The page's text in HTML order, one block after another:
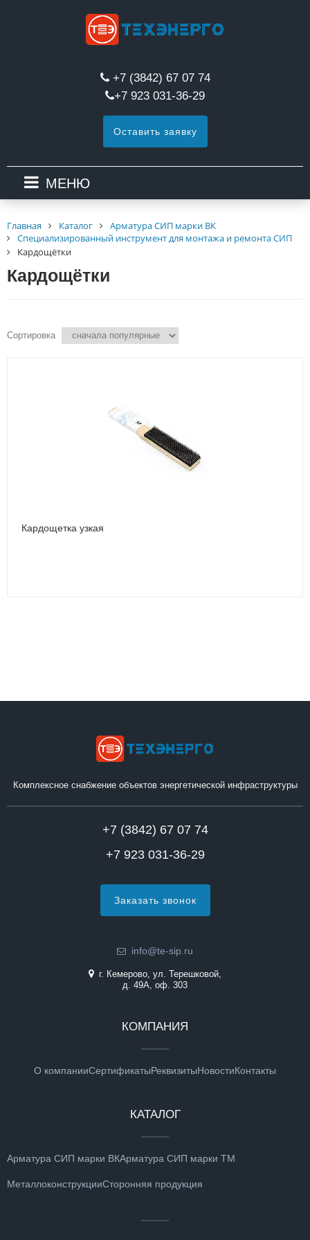
+7 (3842) 67 07 74
+7 923 031-36-29
Оставить заявку
МЕНЮ
Главная Каталог
Арматура СИП марки ВК
Специализированный инструмент для монтажа и ремонта СИП
Кардощётки
Кардощётки
Сортировка
Кардощетка узкая
Комплексное снабжение объектов энергетической инфраструктуры
+7 (3842) 67 07 74
+7 923 031-36-29
Заказать звонок
info@te-sip.ru
г. Кемерово, ул. Терешковой,
д. 49А, оф. 303
КОМПАНИЯ
О компанииСертификатыРеквизитыНовостиКонтакты
КАТАЛОГ
Арматура СИП марки ВКАрматура СИП марки ТМ
МеталлоконструкцииСторонняя продукция